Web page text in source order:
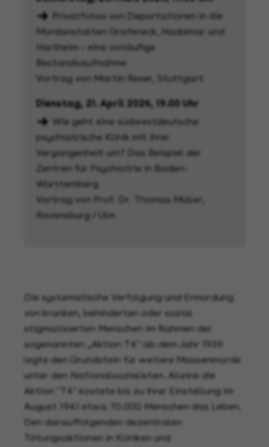
Die systematische Verfolgung und Ermordung
von kranken, behinderten oder sozial
stigmatisierten Menschen im Rahmen der
sogenannten „Aktion T4" ab dem Jahr 1939
legte den Grundstein für weitere Massenmorde
unter den Nationalsozialisten. Alleine die
Aktion "T4" kostete bis zu ihrer Einstellung im
August 1941 etwa 70.000 Menschen das Leben.
Den darauffolgenden dezentralen
Tötungsaktionen in Kliniken und
Privatfotos von Deportationen in die
Mordanstalten Grafeneck, Hadamar und
Hartheim - eine vorläufige
Bestandsaufnahme
Vortrag von Martin Rexer, Stuttgart
Dienstag, 21. April 2026, 19.00 Uhr
Wie geht eine südwestdeutsche
psychiatrische Klinik mit ihrer
Vergangenheit um? Das Beispiel der
Zentren für Psychiatrie in Baden-
Württemberg
Vortrag von Prof. Dr. Thomas Müller,
Ravensburg / Ulm